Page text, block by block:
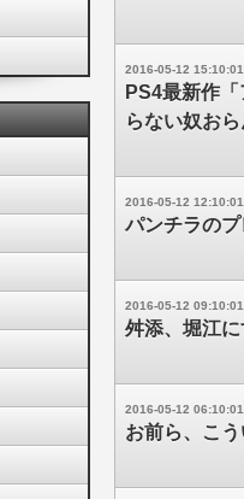
2016-05-12 15:10:01
PS4最新作
らない奴お
2016-05-12 12:10:01
パンチラの
2016-05-12 09:10:01
舛添、堀江
2016-05-12 06:10:01
お前ら、こ